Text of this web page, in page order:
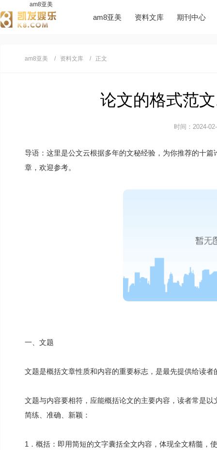
am8亚美
am8亚美 资料文库 期刊中心
am8亚美 资料文库 正文
论文的格式范
时间：2024-
导语：这里是公文云根据多年的文秘经验，为你推荐的十
章，欢迎参考。
一、文题
文题是概括文章性质和内容的重要标志，是最先提供给读者
文题与内容要相符，应能概括论文的主要内容，读者常是
简练、准确、新颖：
1．概括：即用简短的文字囊括全文内容，体现全文精髓，